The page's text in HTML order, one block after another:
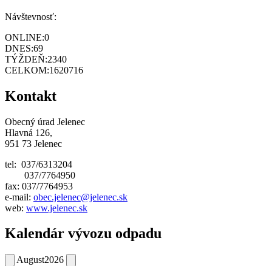
Návštevnosť:
ONLINE:0
DNES:69
TÝŽDEŇ:2340
CELKOM:1620716
Kontakt
Obecný úrad Jelenec
Hlavná 126,
951 73 Jelenec
tel: 037/6313204
037/7764950
fax: 037/7764953
e-mail: obec.jelenec@jelenec.sk
web: www.jelenec.sk
Kalendár vývozu odpadu
August2026